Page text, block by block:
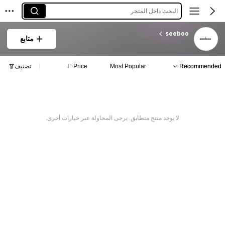
البحث داخل المتجر
seeboo
متابع
Recommended
Most Popular
Price تصنيف
لا يوجد منتج متطابق. يرجى المحاولة عبر خيارات أخرى.